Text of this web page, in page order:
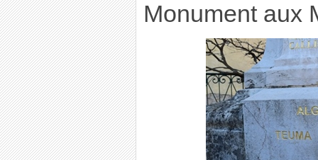
Monument aux